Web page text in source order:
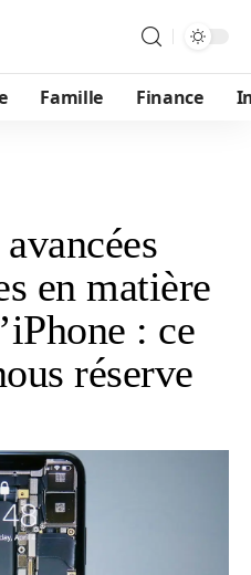
Famille Finance
en matière
: ce
réserve